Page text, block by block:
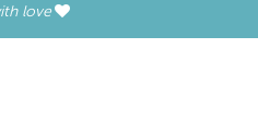
love